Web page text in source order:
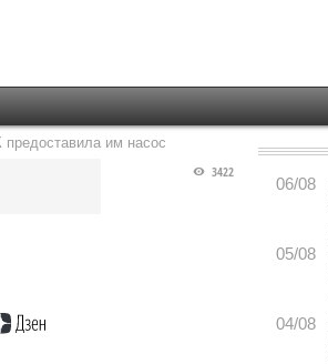
им насос
3422
06/08
05/08
04/08